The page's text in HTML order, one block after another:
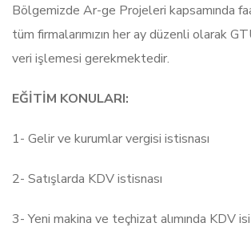
Bölgemizde Ar-ge Projeleri kapsamında
tüm firmalarımızın her ay düzenli olarak
veri işlemesi gerekmektedir.
EĞİTİM KONULARI:
1- Gelir ve kurumlar vergisi istisnası
2- Satışlarda KDV istisnası
3- Yeni makina ve teçhizat alımında KDV